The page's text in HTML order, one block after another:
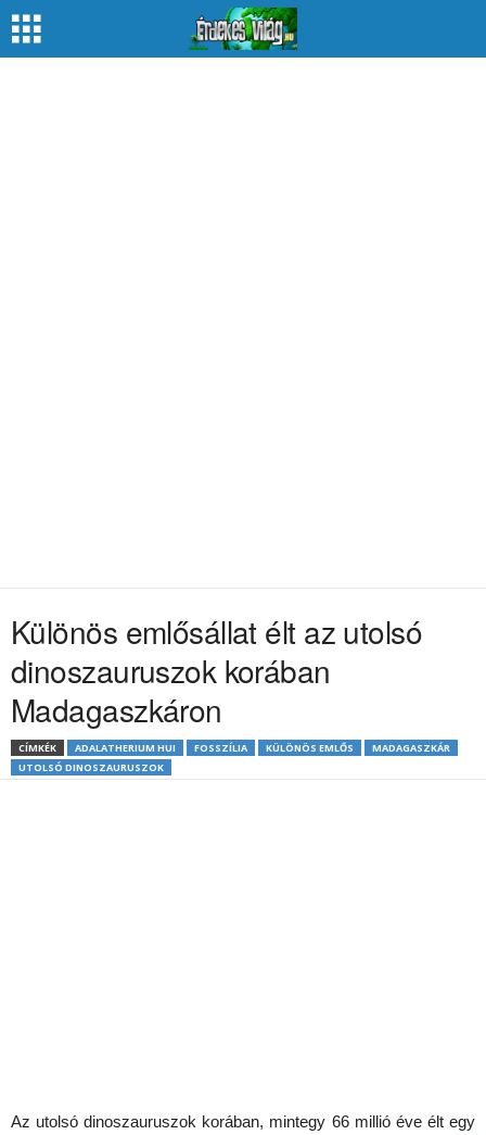
Különös emlősállat élt az utolsó
dinoszauruszok korában
Madagaszkáron
CÍMKÉK ADALATHERIUM HUI FOSSZÍLIA KÜLÖNÖS EMLŐS
MADAGASZKÁR
UTOLSÓ DINOSZAURUSZOK
Az utolsó dinoszauruszok korában, mintegy 66 millió éve élt egy